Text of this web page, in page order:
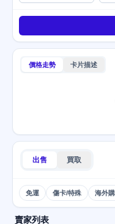
價格走勢 卡片描述
出售 買取
免運 傷卡/特殊 海外
賣家列表